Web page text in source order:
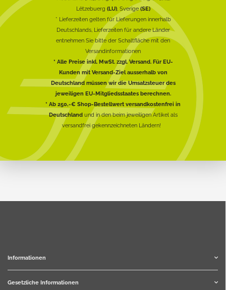
Lëtzebuerg (LU), Sverige(SE)
* Lieferzeiten gelten für Lieferungen innerhalb
Deutschlands, Lieferzeiten für andere Länder
entnehmen Sie bitte der Schaltfläche mit den
Versandinformationen
* Alle Preise inkl. MwSt. zzgl. Versand. Für EU-
Kunden mit Versand-Ziel ausserhalb von
Deutschland müssen wir die Umsatzsteuer des
jeweiligen EU-Mitgliedsstaates berechnen.
* Ab 250,-€ Shop-Bestellwert versandkostenfrei in
Deutschlandund in den beim jeweiligen Artikel als
versandfrei gekennzeichneten Ländern!
Informationen
Gesetzliche Informationen